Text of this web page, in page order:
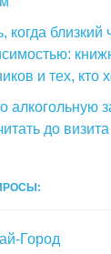
когда близкий
и тех, кто
алкогольную
до
Город